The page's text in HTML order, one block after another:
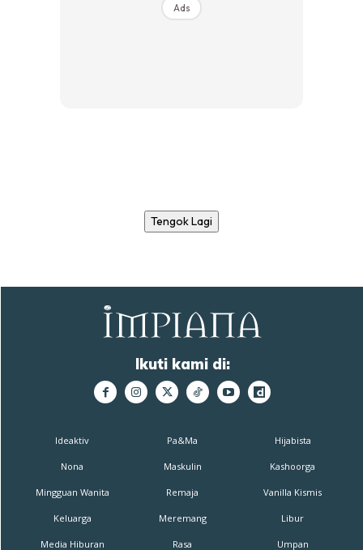
Ads
Tengok Lagi
Ikuti kami di:
Ideaktiv
Nona
Mingguan Wanita
Keluarga
Media Hiburan
Pa&Ma
Maskulin
Remaja
Meremang
Rasa
Hijabista
Kashoorga
Vanilla Kismis
Libur
Umpan